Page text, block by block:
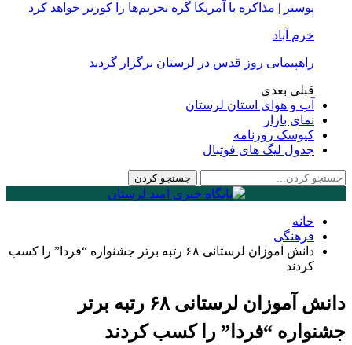
پوستر | مذاکره با آمریکا گره تحریم‌ها را کورتر خواهد کرد
خرم آباد
راهپیمایی روز قدس در لرستان برگزار گردید
قبلی بعدی
آب و هوای استان لرستان
نمای بازار
کیوسک روزنامه
جدول لیگ های فوتبال
خانه
فرهنگی
دانش آموزان لرستانی ۶۸ رتبه برتر جشنواره “فردا” را کسب
کردند
دانش آموزان لرستانی ۶۸ رتبه برتر
جشنواره “فردا” را کسب کردند